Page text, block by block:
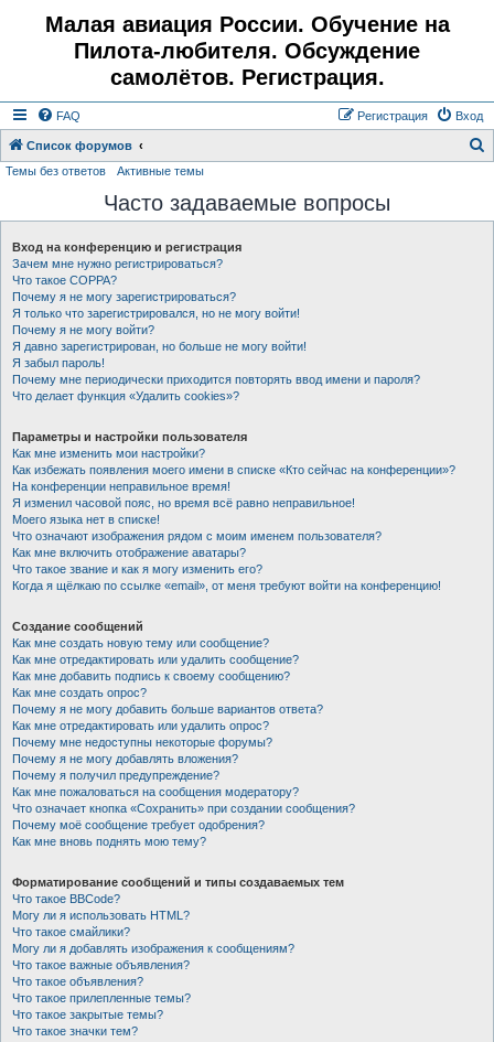
Малая авиация России. Обучение на
Пилота-любителя. Обсуждение
самолётов. Регистрация.
FAQ Вход
Регистрация
Список форумов
с
Темы без ответов Активные темы
Часто задаваемые вопросы
Вход на конференцию и регистрация
Зачем мне нужно регистрироваться?
Что такое COPPA?
Почему я не могу зарегистрироваться?
Я только что зарегистрировался, но не могу войти!
Почему я не могу войти?
Я давно зарегистрирован, но больше не могу войти!
Я забыл пароль!
Почему мне периодически приходится повторять ввод имени и пароля?
Что делает функция «Удалить cookies»?
Параметры и настройки пользователя
Как мне изменить мои настройки?
Как избежать появления моего имени в списке «Кто сейчас на конференции»?
На конференции неправильное время!
Я изменил часовой пояс, но время всё равно неправильное!
Моего языка нет в списке!
Что означают изображения рядом с моим именем пользователя?
Как мне включить отображение аватары?
Что такое звание и как я могу изменить его?
Когда я щёлкаю по ссылке «email», от меня требуют войти на конференцию!
Создание сообщений
Как мне создать новую тему или сообщение?
Как мне отредактировать или удалить сообщение?
Как мне добавить подпись к своему сообщению?
Как мне создать опрос?
Почему я не могу добавить больше вариантов ответа?
Как мне отредактировать или удалить опрос?
Почему мне недоступны некоторые форумы?
Почему я не могу добавлять вложения?
Почему я получил предупреждение?
Как мне пожаловаться на сообщения модератору?
Что означает кнопка «Сохранить» при создании сообщения?
Почему моё сообщение требует одобрения?
Как мне вновь поднять мою тему?
Форматирование сообщений и типы создаваемых тем
Что такое BBCode?
Могу ли я использовать HTML?
Что такое смайлики?
Могу ли я добавлять изображения к сообщениям?
Что такое важные объявления?
Что такое объявления?
Что такое прилепленные темы?
Что такое закрытые темы?
Что такое значки тем?